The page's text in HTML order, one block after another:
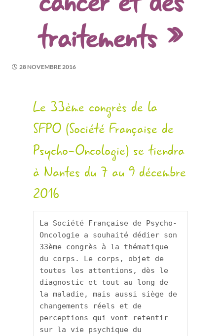
traitements »
28 NOVEMBRE 2016
Le 33ème congrès de la
SFPO (Société Française de
Psycho-Oncologie) se tiendra
à Nantes du 7 au 9 décembre
2016
La Société Française de Psycho-
Oncologie a souhaité dédier son
33ème congrès à la thématique
du corps. Le corps, objet de
toutes les attentions, dès le
diagnostic et tout au long de
la maladie, mais aussi siège de
changements réels et de
perceptions qui vont retentir
sur la vie psychique du